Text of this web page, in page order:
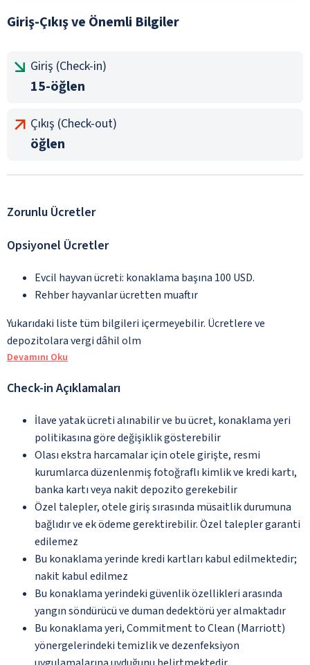
Giriş-Çıkış ve Önemli Bilgiler
Giriş (Check-in)
15-öğlen
Çıkış (Check-out)
öğlen
Zorunlu Ücretler
Opsiyonel Ücretler
Evcil hayvan ücreti: konaklama başına 100 USD.
Rehber hayvanlar ücretten muaftır
Yukarıdaki liste tüm bilgileri içermeyebilir. Ücretlere ve
depozitolara vergi dâhil olm
Devamını Oku
Check-in Açıklamaları
İlave yatak ücreti alınabilir ve bu ücret, konaklama yeri
politikasına göre değişiklik gösterebilir
Olası ekstra harcamalar için otele girişte, resmi
kurumlarca düzenlenmiş fotoğraflı kimlik ve kredi kartı,
banka kartı veya nakit depozito gerekebilir
Özel talepler, otele giriş sırasında müsaitlik durumuna
bağlıdır ve ek ödeme gerektirebilir. Özel talepler garanti
edilemez
Bu konaklama yerinde kredi kartları kabul edilmektedir;
nakit kabul edilmez
Bu konaklama yerindeki güvenlik özellikleri arasında
yangın söndürücü ve duman dedektörü yer almaktadır
Bu konaklama yeri, Commitment to Clean (Marriott)
yönergelerindeki temizlik ve dezenfeksiyon